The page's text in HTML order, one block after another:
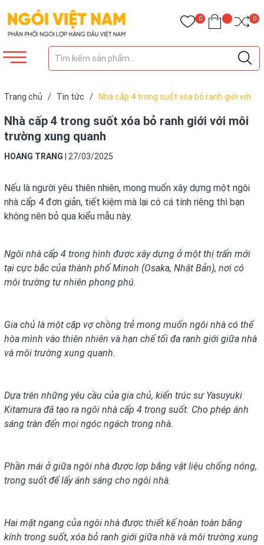
0 0
Trang chủ / Tin tức /
Nhà cấp 4 trong suốt xóa bỏ ranh giới với
Nhà cấp 4 trong suốt xóa bỏ ranh giới với môi
trường xung quanh
HOANG TRANG 27/03/2025
Nếu là người yêu thiên nhiên, mong muốn xây dựng một ngôi
nhà cấp 4 đơn giản, tiết kiệm mà lại có cá tính riêng thì bạn
không nên bỏ qua kiểu mẫu này.
Ngôi nhà cấp 4 trong hình được xây dựng ở một thị trấn mới
tại cực bắc của thành phố Minoh (Osaka, Nhật Bản), nơi có
môi trường tự nhiên phong phú.
Gia chủ là một cặp vợ chồng trẻ mong muốn ngôi nhà có thể
hòa mình vào thiên nhiên và hạn chế tối đa ranh giới giữa nhà
và môi trường xung quanh.
Dựa trên những yêu cầu của gia chủ, kiến trúc sư Yasuyuki
Kitamura đã tạo ra ngôi nhà cấp 4 trong suốt. Cho phép ánh
sáng tràn đến mọi ngóc ngách trong nhà.
Phần mái ở giữa ngôi nhà được lợp bằng vật liệu chống nóng,
trong suốt để lấy ánh sáng cho ngôi nhà.
Hai mặt ngang của ngôi nhà được thiết kế hoàn toàn bằng
kính trong suốt, xóa bỏ ranh giới giữa nhà và môi trường xung